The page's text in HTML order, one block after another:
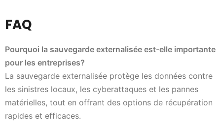
FAQ
Pourquoi la sauvegarde externalisée est-elle importante
pour les entreprises?
La sauvegarde externalisée protège les données contre
les sinistres locaux, les cyberattaques et les pannes
matérielles, tout en offrant des options de récupération
rapides et efficaces.